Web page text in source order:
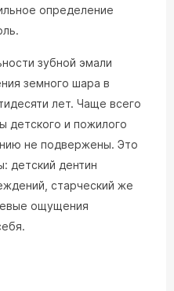
определение
зубной эмали
земного шара в
лет. Чаще всего
детского и пожилого
не подвержены. Это
детский дентин
старческий же
ощущения